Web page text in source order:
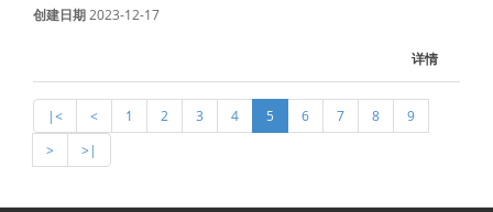
创建日期2023-12-17
详情
|< < 1 2 3 4 5 6 7 8
9
>
>|